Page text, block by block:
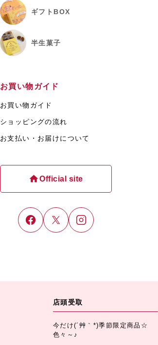
ギフトBOX
半生菓子
お買い物ガイド
お買い物ガイド
ショッピングの流れ
お支払い・お届けについて
Official site
店頭受取
今だけ(´艸｀*)季節限定商品☆
色々～♪